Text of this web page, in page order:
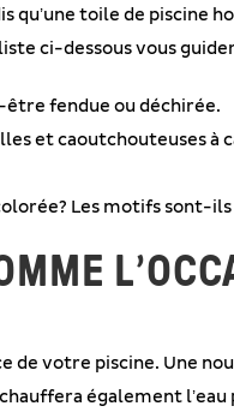
toile de piscine
ci-dessous vous
être fendue ou déchirée.
et caoutchouteuses à
Les motifs sont-
de votre piscine. Une
également